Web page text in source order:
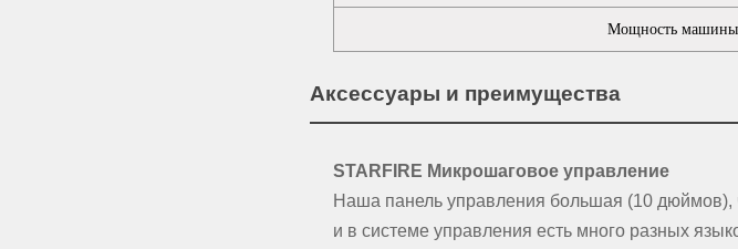
Мощность машины
Аксессуары и преимущества
STARFIRE Микрошаговое управление
Наша панель управления большая (10 дюймов),
и в системе управления есть много разных